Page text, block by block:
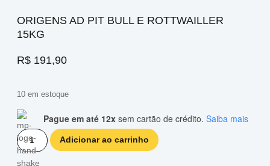
ORIGENS AD PIT BULL E ROTTWAILLER
15KG
R$ 191,90
10 em estoque
Pague em até 12x sem cartão de crédito. Saiba mais
Adicionar ao carrinho